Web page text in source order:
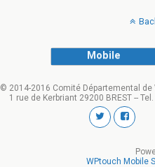
Mobile
© 2014-2016 Comité Départemental de
1 rue de Kerbriant 29200 BREST --
WPtouch Mobile